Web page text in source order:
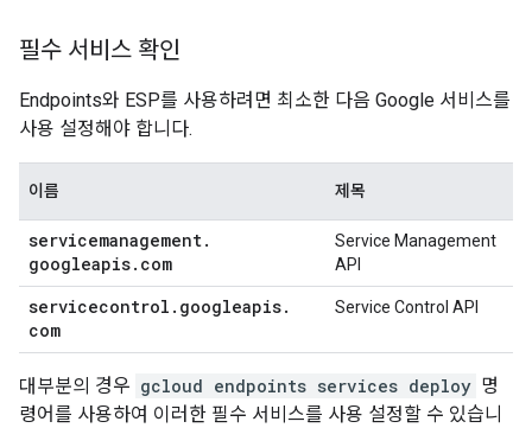
필수 서비스 확인
Endpoints와 ESP를 사용하려면 최소한 다음 Google 서비스를
사용 설정해야 합니다.
이름 제목
servicemanagement.
googleapis. com
Service Management
API
servicecontrol . googleapis.
com
Service Control API
대부분의 경우 gcloud endpoints services deploy 명
령어를 사용하여 이러한 필수 서비스를 사용 설정할 수 있습니